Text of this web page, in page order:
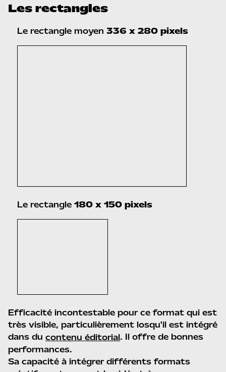
Les rectangles
Le rectangle moyen 336 x 280 pixels
Le rectangle 180 x 150 pixels
Efficacité incontestable pour ce format qui est
très visible, particulièrement losqu'il est intégré
dans du contenu éditorial. Il offre de bonnes
performances.
Sa capacité à intégrer différents formats